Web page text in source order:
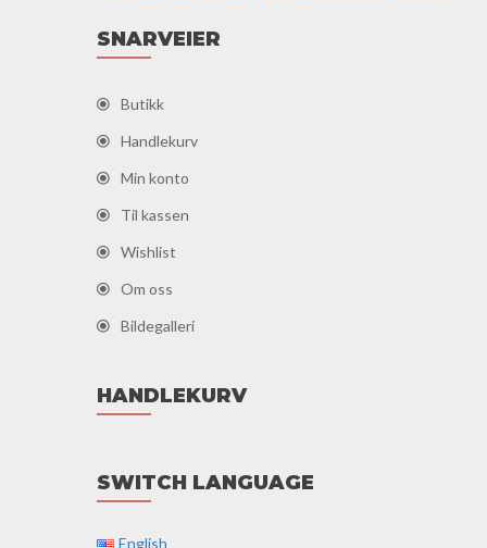
SNARVEIER
Butikk
Handlekurv
Min konto
Til kassen
Wishlist
Om oss
Bildegalleri
HANDLEKURV
SWITCH LANGUAGE
English